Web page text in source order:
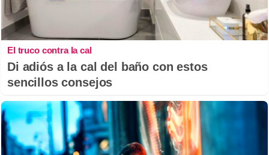
El truco contra la cal
Di adiós a la cal del baño con estos
sencillos consejos